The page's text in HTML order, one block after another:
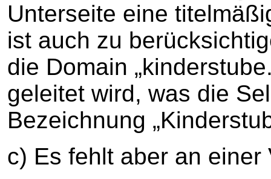
Unterseite eine
ist auch zu
die Domain
geleitet wird, was die
Bezeichnung
c) Es fehlt aber an einer